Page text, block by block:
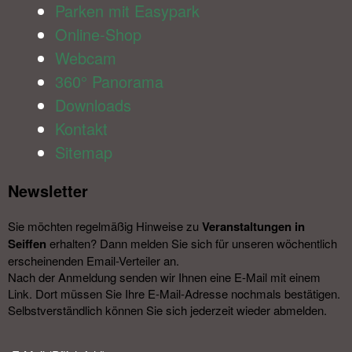
Parken mit Easypark
Online-Shop
Webcam
360° Panorama
Downloads
Kontakt
Sitemap
Newsletter​
Sie möchten regelmäßig Hinweise zu Veranstal­tungen in
Seiffen erhalten? Dann melden Sie sich für unseren wöchentlich
erscheinenden Email-Verteiler an.
Nach der Anmeldung senden wir Ihnen eine E-Mail mit einem
Link. Dort müssen Sie Ihre E-Mail-Adresse nochmals bestätigen.
Selbstverständlich können Sie sich jederzeit wieder abmelden.​